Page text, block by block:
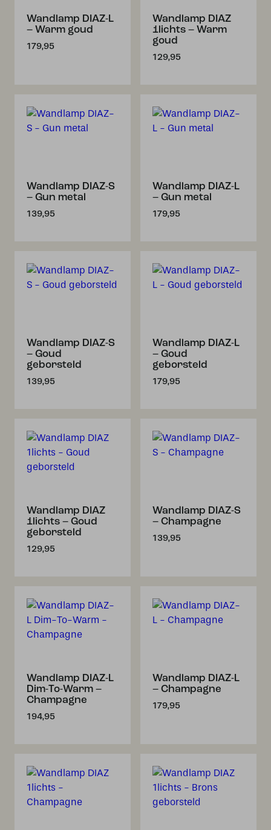
Wandlamp DIAZ-L
– Warm goud
179,95
Wandlamp DIAZ
1lichts – Warm
goud
129,95
Wandlamp DIAZ-S
– Gun metal
139,95
Wandlamp DIAZ-L
– Gun metal
179,95
Wandlamp DIAZ-S
– Goud
geborsteld
139,95
Wandlamp DIAZ-L
– Goud
geborsteld
179,95
Wandlamp DIAZ
1lichts – Goud
geborsteld
129,95
Wandlamp DIAZ-S
– Champagne
139,95
Wandlamp DIAZ-L
Dim-To-Warm –
Champagne
194,95
Wandlamp DIAZ-L
– Champagne
179,95